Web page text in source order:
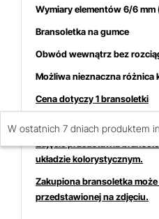
Wymiary elementów 6/6mm
Bransoletka na gumce
Obwód wewnątrz bez
Możliwa nieznaczna różnica
Cena dotyczy 1 bransoletki
Zdjęcie przedstawia
układzie kolorystycznym.
Zakupiona bransoletka
przedstawionej na zdjęciu.
W ostatnich 7 dniach produktem